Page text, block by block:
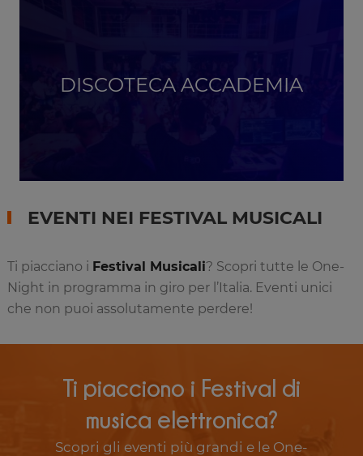
DISCOTECA ACCADEMIA
EVENTI NEI FESTIVAL MUSICALI
Ti piacciano i Festival Musicali? Scopri tutte le One-
Night in programma in giro per l’Italia. Eventi unici
che non puoi assolutamente perdere!
Ti piacciono i Festival di
musica elettronica?
Scopri gli eventi più grandi e le One-